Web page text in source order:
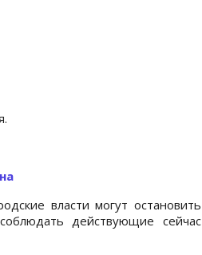
власти могут остановить
действующие сейчас